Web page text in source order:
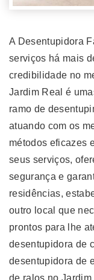
A Desentupidora
serviços há mais
credibilidade no
Jardim Real é
ramo de
atuando com os
métodos eficazes
seus serviços,
segurança e
residências,
outro local que
prontos para lhe
desentupidora de
desentupidora de